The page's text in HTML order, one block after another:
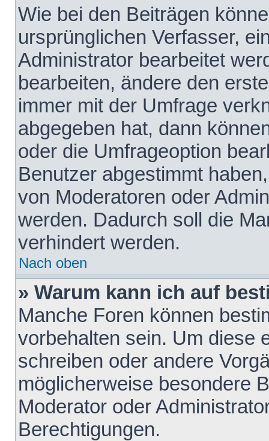
Wie bei den Beiträgen
ursprünglichen Verfasser,
Administrator bearbeitet
bearbeiten, ändere den
immer mit der Umfrage
abgegeben hat, dann
oder die Umfrageoption
Benutzer abgestimmt
von Moderatoren oder
werden. Dadurch soll die
verhindert werden.
Nach oben
» Warum kann ich auf
Manche Foren können
vorbehalten sein. Um diese
schreiben oder andere
möglicherweise besondere
Moderator oder
Berechtigungen.